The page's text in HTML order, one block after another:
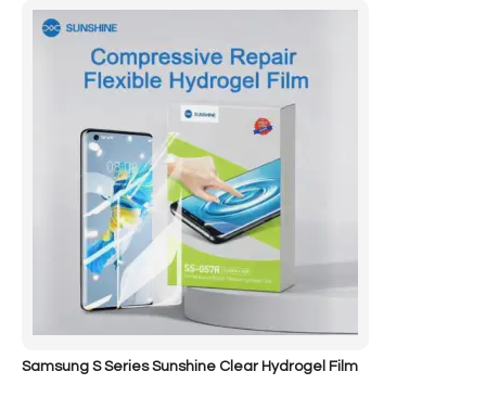
Samsung S Series Sunshine Clear Hydrogel Film